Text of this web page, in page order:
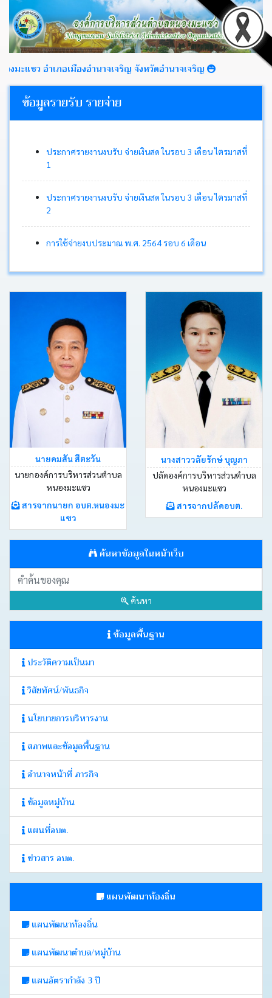
อำเภอเมืองอำนาจเจริญ จังหวัดอำนาจเจริญ
ข้อมูลรายรับ รายจ่าย
ประกาศรายงานงบรับ จ่ายเงินสด ในรอบ 3 เดือน ไตรมาสที่
1
ประกาศรายงานงบรับ จ่ายเงินสด ในรอบ 3 เดือน ไตรมาสที่
2
การใช้จ่ายงบประมาณ พ.ศ. 2564 รอบ 6 เดือน
นายคมสัน สีตะวัน
นายกองค์การบริหารส่วนตำบล
หนองมะแซว
สารจากนายก อบต.หนองมะ
แซว
นางสาววลัยรักษ์ บุญภา
ปลัดองค์การบริหารส่วนตำบล
หนองมะแซว
สารจากปลัดอบต.
ค้นหาข้อมูลในหน้าเว็บ
ค้นหา
ข้อมูลพื้นฐาน
ประวัติความเป็นมา
วิสัยทัศน์/พันธกิจ
นโยบายการบริหารงาน
สภาพและข้อมูลพื้นฐาน
อำนาจหน้าที่ ภารกิจ
ข้อมูลหมู่บ้าน
แผนที่อบต.
ข่าวสาร อบต.
แผนพัฒนาท้องถิ่น
แผนพัฒนาท้องถิ่น
แผนพัฒนาตำบล/หมู่บ้าน
แผนอัตรากำลัง 3 ปี
หน้า
ประชาสัมพันธ์
จัด
ติดต่อ
อบต.
หนังสือ
ราชการ
คลัง
กิจกรรม
เว็บ
Login